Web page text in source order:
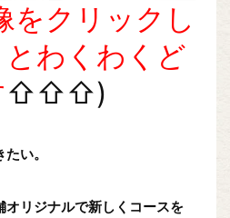
をクリックし
わくわくど
⇧⇧⇧)
たい。
オリジナルで新しくコースを